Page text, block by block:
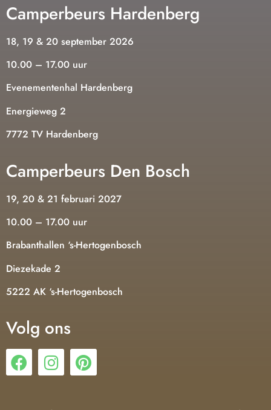
Camperbeurs Hardenberg
18, 19 & 20 september 2026
10.00 – 17.00 uur
Evenementenhal Hardenberg
Energieweg 2
7772 TV Hardenberg
Camperbeurs Den Bosch
19, 20 & 21 februari 2027
10.00 – 17.00 uur
Brabanthallen ‘s-Hertogenbosch
Diezekade 2
5222 AK ‘s-Hertogenbosch
Volg ons